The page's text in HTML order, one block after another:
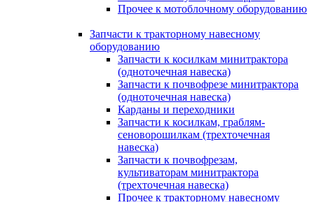
Прочее к мотоблочному оборудованию
Запчасти к тракторному навесному
оборудованию
Запчасти к косилкам минитрактора
(одноточечная навеска)
Запчасти к почвофрезе минитрактора
(одноточечная навеска)
Карданы и переходники
Запчасти к косилкам, граблям-
сеноворошилкам (трехточечная
навеска)
Запчасти к почвофрезам,
культиваторам минитрактора
(трехточечная навеска)
Прочее к тракторному навесному